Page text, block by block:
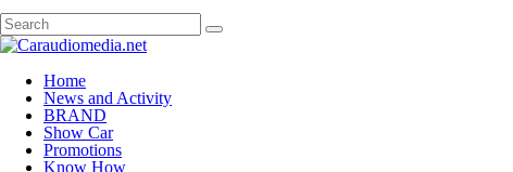
Home
News and Activity
BRAND
Show Car
Promotions
Know How